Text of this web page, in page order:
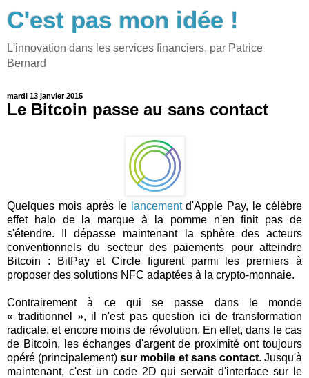
C'est pas mon idée !
L'innovation dans les services financiers, par Patrice
Bernard
mardi 13 janvier 2015
Le Bitcoin passe au sans contact
Quelques mois après le lancementd'Apple Pay, le célèbre
effet halo de la marque à la pomme n'en finit pas de
s'étendre. Il dépasse maintenant la sphère des acteurs
conventionnels du secteur des paiements pour atteindre
Bitcoin : BitPay et Circle figurent parmi les premiers à
proposer des solutions NFC adaptées à la crypto-monnaie.
Contrairement à ce qui se passe dans le monde
« traditionnel », il n'est pas question ici de transformation
radicale, et encore moins de révolution. En effet, dans le cas
de Bitcoin, les échanges d'argent de proximité ont toujours
opéré (principalement)sur mobile et sans contact. Jusqu'à
maintenant, c'est un code 2D qui servait d'interface sur le